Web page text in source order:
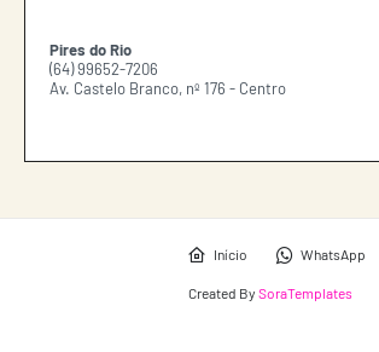
Pires do Rio
(64) 99652-7206
Av. Castelo Branco, nº 176 - Centro
Início WhatsApp
Created By SoraTemplates